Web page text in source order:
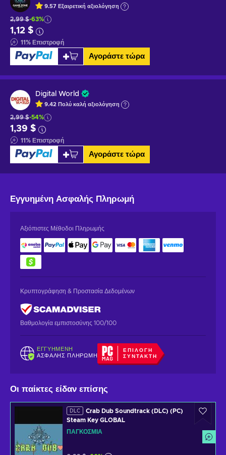
9.57 Εξαιρετική αξιολόγηση
2,99 $-63%
1,12 $
11% Επιστροφή
Αγοράστε τώρα
Digital World
9.42 Πολύ καλή αξιολόγηση
2,99 $-54%
1,39 $
11% Επιστροφή
Αγοράστε τώρα
Εγγυημένη Ασφαλής Πληρωμή
Αξιόπιστες Μέθοδοι Πληρωμής
Κρυπτογράφηση & Προστασία Δεδομένων
Βαθμολογία εμπιστοσύνης 100/100
ΕΓΓΥΗΜΈΝΗ
ΑΣΦΑΛΉΣ ΠΛΗΡΩΜΉ
ΕΠΙΛΟΓΉ
ΣΥΝΤΆΚΤΗ
Οι παίκτες είδαν επίσης
DLC
Crab Dub Soundtrack (DLC) (PC)
Steam Key GLOBAL
ΠΑΓΚΌΣΜΙΑ